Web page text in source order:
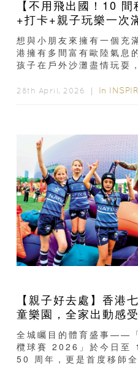
【不用飛出國！10
+打卡+親子玩樂一次
想與小朋友來擁有一個充
港擁有多間富有歐陸氣息
孩子在戶外沙灘盡情玩耍
遊樂區...
28th April, 2026 ｜ In
【親子好去處】香港
童樂園，全家出動感
全城矚目的體育盛事——
欖球賽 2026」於今日至
50 周年，更是首度移師